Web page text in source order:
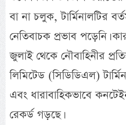
বা না চলুক, টার্মিনালটির
নেতিবাচক প্রভাব পড়েনি।
জুলাই থেকে নৌবাহিনীর
লিমিটেড (সিডিডিএল)
এবং ধারাবাহিকভাবে
রেকর্ড গড়ছে।